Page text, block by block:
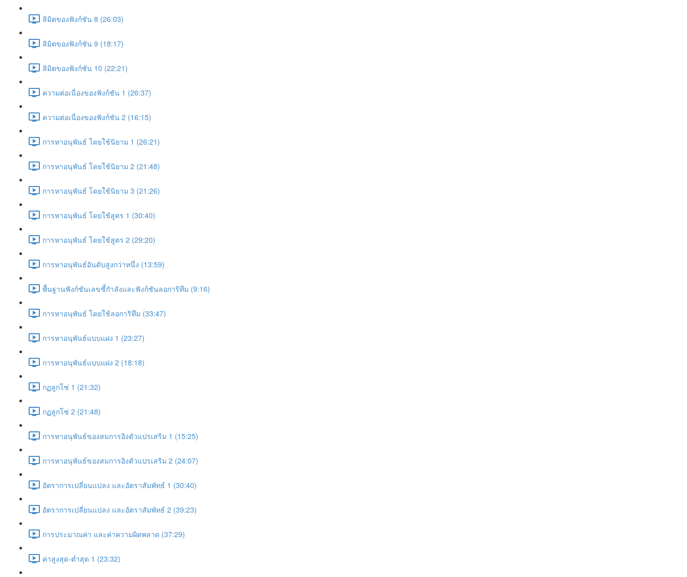
ลิมิตของฟังก์ชัน 8 (26:03)
ลิมิตของฟังก์ชัน 9 (18:17)
ลิมิตของฟังก์ชัน 10 (22:21)
ความต่อเนื่องของฟังก์ชัน 1 (26:37)
ความต่อเนื่องของฟังก์ชัน 2 (16:15)
การหาอนุพันธ์ โดยใช้นิยาม 1 (26:21)
การหาอนุพันธ์ โดยใช้นิยาม 2 (21:48)
การหาอนุพันธ์ โดยใช้นิยาม 3 (21:26)
การหาอนุพันธ์ โดยใช้สูตร 1 (30:40)
การหาอนุพันธ์ โดยใช้สูตร 2 (29:20)
การหาอนุพันธ์อันดับสูงกว่าหนึ่ง (13:59)
พื้นฐานฟังก์ชันเลขชี้กำลังและฟังก์ชันลอการิทึม (9:16)
การหาอนุพันธ์ โดยใช้ลอการิทึม (33:47)
การหาอนุพันธ์แบบแฝง 1 (23:27)
การหาอนุพันธ์แบบแฝง 2 (18:18)
กฏลูกโซ่ 1 (21:32)
กฏลูกโซ่ 2 (21:48)
การหาอนุพันธ์ของสมการอิงตัวแปรเสริม 1 (15:25)
การหาอนุพันธ์ของสมการอิงตัวแปรเสริม 2 (24:07)
อัตราการเปลี่ยนแปลง และอัตราสัมพัทธ์ 1 (30:40)
อัตราการเปลี่ยนแปลง และอัตราสัมพัทธ์ 2 (39:23)
การประมาณค่า และค่าความผิดพลาด (37:29)
ค่าสูงสุด-ต่ำสุด 1 (23:32)